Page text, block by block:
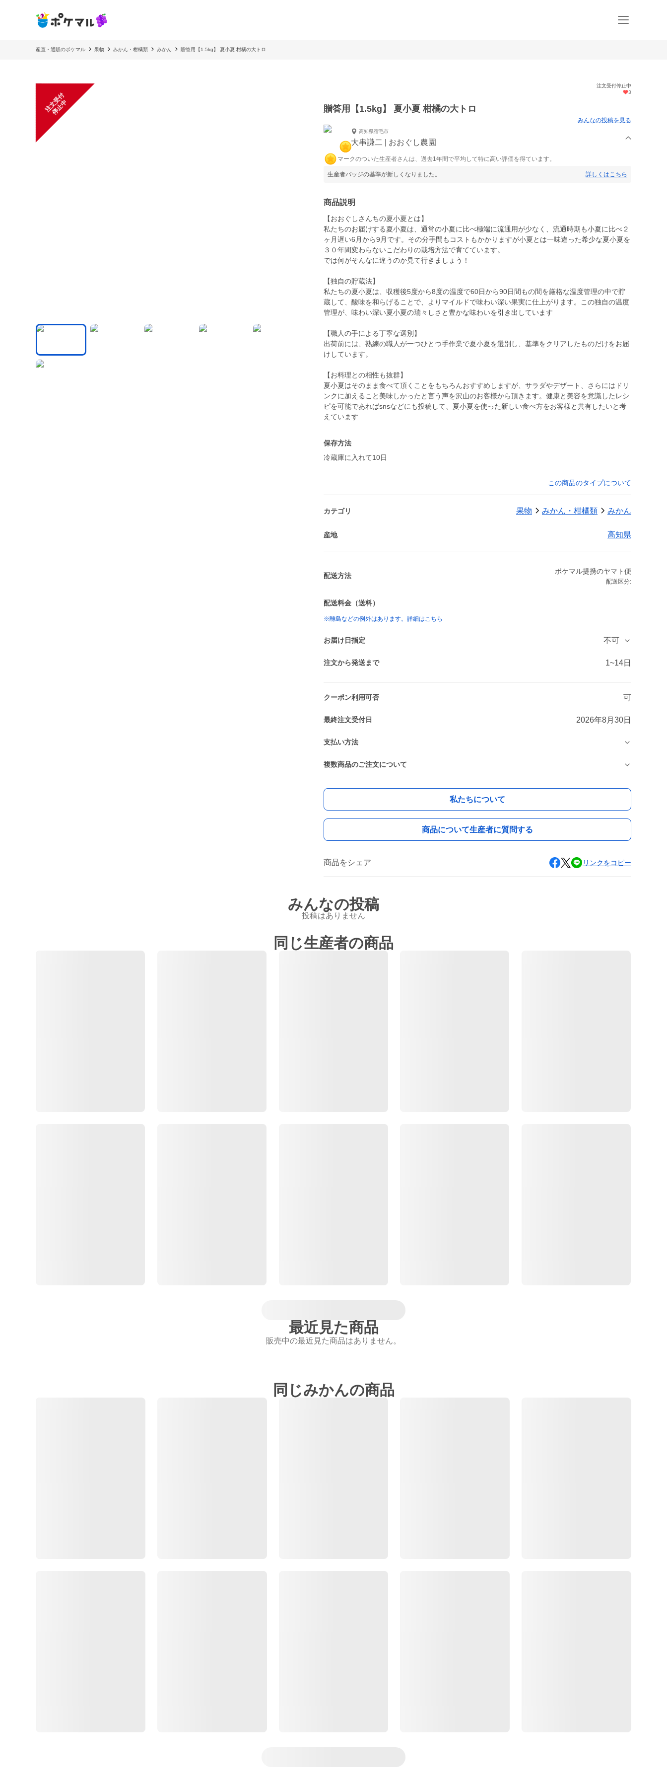
産直・通販のポケマル 果物 みかん・柑橘類 みかん 贈答用【1.5kg】 夏小夏 柑橘の大トロ
注
文
受
付
停
止
中
注文受付停止中
3
贈答用【1.5kg】 夏小夏 柑橘の大トロ
みんなの投稿を見る
高知県宿毛市
大串謙二 | おおぐし農園
マークのついた生産者さんは、過去1年間で平均して特に高い評価を得ています。
生産者バッジの基準が新しくなりました。 詳しくはこちら
商品説明
【おおぐしさんちの夏小夏とは】
私たちのお届けする夏小夏は、通常の小夏に比べ極端に流通用が少なく、流通時期も小夏に比べ２
ヶ月遅い6月から9月です。その分手間もコストもかかりますが小夏とは一味違った希少な夏小夏を
３０年間変わらないこだわりの栽培方法で育てています。
では何がそんなに違うのか見て行きましょう！
【独自の貯蔵法】
私たちの夏小夏は、収穫後5度から8度の温度で60日から90日間もの間を厳格な温度管理の中で貯
蔵して、酸味を和らげることで、よりマイルドで味わい深い果実に仕上がります。この独自の温度
管理が、味わい深い夏小夏の瑞々しさと豊かな味わいを引き出しています
【職人の手による丁寧な選別】
出荷前には、熟練の職人が一つひとつ手作業で夏小夏を選別し、基準をクリアしたものだけをお届
けしています。
【お料理との相性も抜群】
夏小夏はそのまま食べて頂くことをもちろんおすすめしますが、サラダやデザート、さらにはドリ
ンクに加えること美味しかったと言う声を沢山のお客様から頂きます。健康と美容を意識したレシ
ピを可能であればsnsなどにも投稿して、夏小夏を使った新しい食べ方をお客様と共有したいと考
えています
保存方法
冷蔵庫に入れて10日
この商品のタイプについて
カテゴリ 果物 みかん・柑橘類 みかん
産地 高知県
配送方法
ポケマル提携のヤマト便
配送区分:
配送料金（送料）
※離島などの例外はあります。詳細はこちら
お届け日指定 不可
注文から発送まで 1~14日
クーポン利用可否 可
最終注文受付日 2026年8月30日
支払い方法
複数商品のご注文について
私たちについて
商品について生産者に質問する
商品をシェア リンクをコピー
みんなの投稿
投稿はありません
同じ生産者の商品
最近見た商品
販売中の最近見た商品はありません。
同じみかんの商品